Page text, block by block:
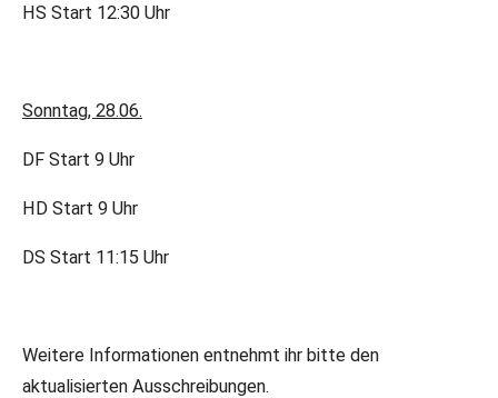
HS Start 12:30 Uhr
Sonntag, 28.06.
DF Start 9 Uhr
HD Start 9 Uhr
DS Start 11:15 Uhr
Weitere Informationen entnehmt ihr bitte den
aktualisierten Ausschreibungen.